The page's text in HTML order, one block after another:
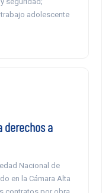
adolescente
derechos a
Nacional de
en la Cámara Alta